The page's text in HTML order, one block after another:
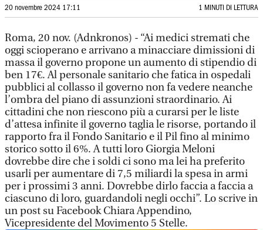
20 novembre 2024 17:11 1 MINUTI DI LETTURA
Roma, 20 nov. (Adnkronos) - “Ai medici stremati che
oggi scioperano e arrivano a minacciare dimissioni di
massa il governo propone un aumento di stipendio di
ben 17€. Al personale sanitario che fatica in ospedali
pubblici al collasso il governo non fa vedere neanche
l’ombra del piano di assunzioni straordinario. Ai
cittadini che non riescono più a curarsi per le liste
d’attesa infinite il governo taglia le risorse, portando il
rapporto fra il Fondo Sanitario e il Pil fino al minimo
storico sotto il 6%. A tutti loro Giorgia Meloni
dovrebbe dire che i soldi ci sono ma lei ha preferito
usarli per aumentare di 7,5 miliardi la spesa in armi
per i prossimi 3 anni. Dovrebbe dirlo faccia a faccia a
ciascuno di loro, guardandoli negli occhi”. Lo scrive in
un post su Facebook Chiara Appendino,
Vicepresidente del Movimento 5 Stelle.